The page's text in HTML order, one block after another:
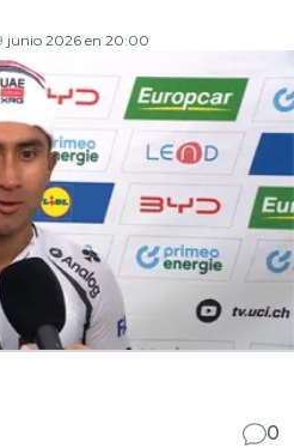
junio 2026 en 20:00
0